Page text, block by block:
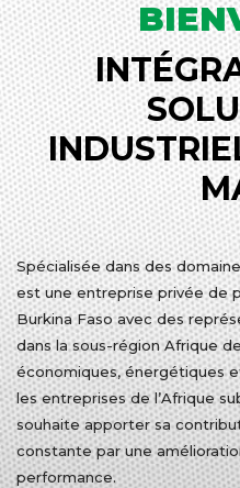
Spécialisée dans des
est une entreprise privée de
Burkina Faso avec des
dans la sous-région Afrique
économiques, énergétiques
les entreprises de l’Afrique
souhaite apporter sa
constante par une
performance.